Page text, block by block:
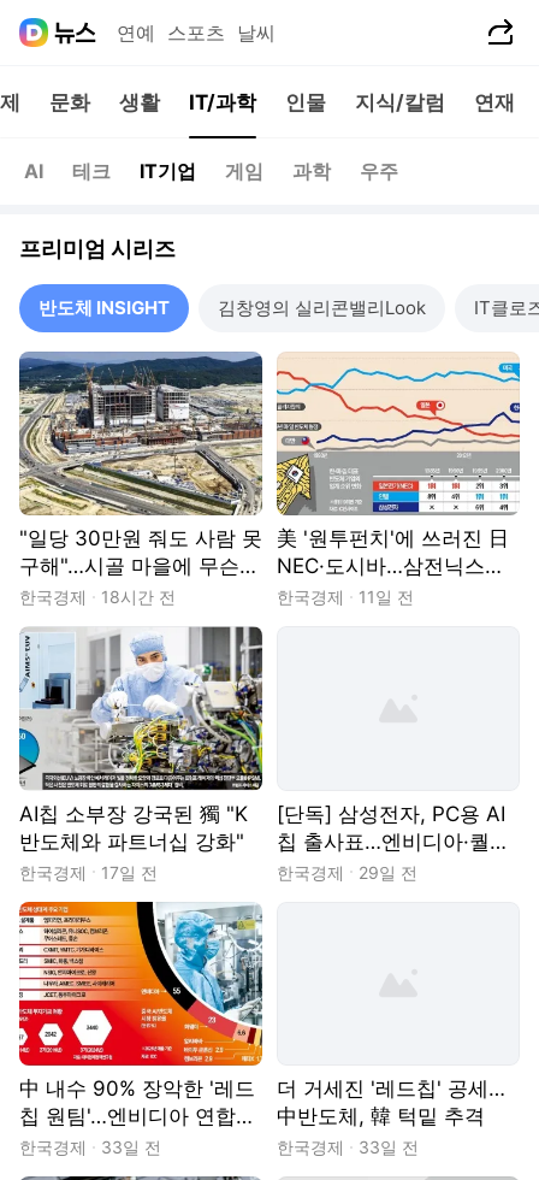
연예 스포츠 날씨
문화 생활 IT/과학 인물 지식/칼럼 연재
AI 테크 IT기업 게임 과학 우주
프리미엄 시리즈
반도체 INSIGHT 김창영의 실리콘밸리Look IT클로
"일당 30만원 줘도 사람 못
구해"…시골 마을에 무슨
일이
한국경제 18시간 전
美 '원투펀치'에 쓰러진 日
NEC·도시바…삼전닉스에
재연될까
한국경제 11일 전
AI칩 소부장 강국된 獨 "K
반도체와 파트너십 강화"
한국경제 17일 전
[단독] 삼성전자, PC용 AI
칩 출사표…엔비디아·퀄컴
과 '맞짱'
한국경제 29일 전
中 내수 90% 장악한 '레드
칩 원팀'…엔비디아 연합군
흔든다
한국경제 33일 전
더 거세진 '레드칩' 공세…
中반도체, 韓 턱밑 추격
한국경제 33일 전